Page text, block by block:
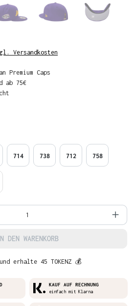
Versandkosten
Premium Caps
ab 75€
714 738 712 758
Gib den gewünschten
DEN WARENKORB
erhalte 45 TOKENZ 💰
KAUF AUF RECHNUNG
einfach mit Klarna